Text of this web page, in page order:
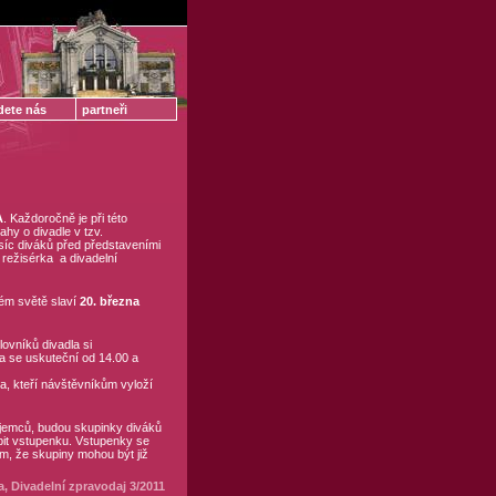
nás partneři
. Každoročně je při této
o divadle v tzv.
diváků před představeními
režisérka a divadelní
světě slaví 20. března
divadla si
se uskuteční od 14.00 a
kteří návštěvníkům vyloží
budou skupinky diváků
vstupenku. Vstupenky se
že skupiny mohou být již
Divadelní zpravodaj 3/2011